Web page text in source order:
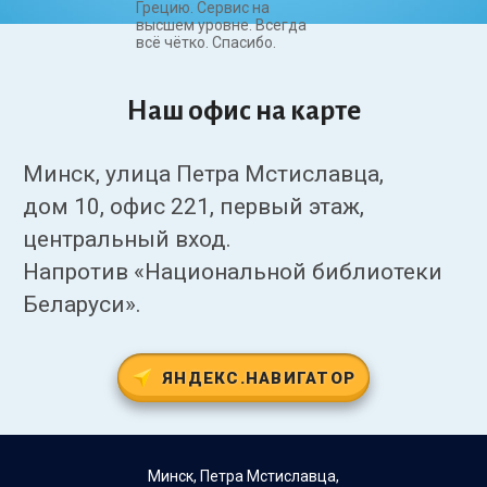
Грецию. Сервис на
высшем уровне. Всегда
всё чётко. Спасибо.
Наш офис на карте
Минск, улица Петра Мстиславца,
дом 10, офис 221, первый этаж,
центральный вход.
Напротив «Национальной библиотеки
Беларуси».
ЯНДЕКС.НАВИГАТОР
Минск, Петра Мстиславца,